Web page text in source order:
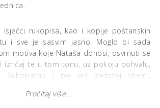
isječci rukopisa, kao i kopije poštanskih
i sve je sasvim jasno. Moglo bi sada
motiva koje Nataša donosi, osvrnuti se
izričaj te u tom tonu, uz pokoju pohvalu,
Suhoparno i po već zadatoj shemi,
zagrebali dublje… Ili ne?
Pročitaj više...